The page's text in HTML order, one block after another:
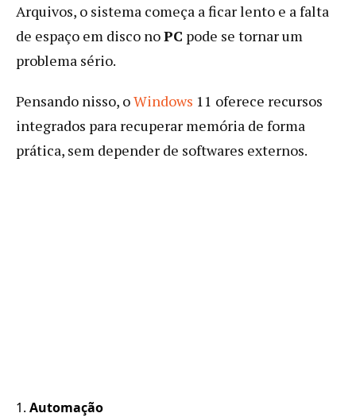
Arquivos, o sistema começa a ficar lento e a falta
de espaço em disco noPC pode se tornar um
problema sério.
Pensando nisso, oWindows 11 oferece recursos
integrados para recuperar memória de forma
prática, sem depender de softwares externos.
1. Automação